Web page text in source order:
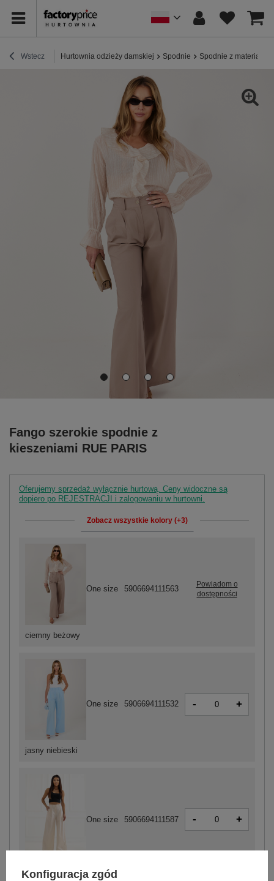
Wstecz Hurtownia odzieży damskiej Spodnie Spodnie z materiału
Fango szerokie spodnie z
kieszeniami RUE PARIS
Oferujemy sprzedaż wyłącznie hurtową. Ceny widoczne są
dopiero po REJESTRACJI i zalogowaniu w hurtowni.
Zobacz wszystkie kolory (+3)
jasny niebieski
One size 5906694111532 - +
One size 5906694111587 - +
ciemny beżowy
One size 5906694111563
Powiadom o
dostępności
Konfiguracja zgód